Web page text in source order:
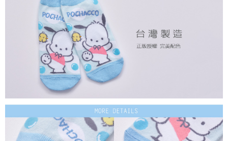
每筆NT$80，滿NT$899(含以上)免運費
付款後全家取貨
每筆NT$80，滿NT$859(含以上)免運費
7-11取貨付款
每筆NT$80，滿NT$899(含以上)免運費
付款後7-11取貨
每筆NT$85，滿NT$859(含以上)免運費